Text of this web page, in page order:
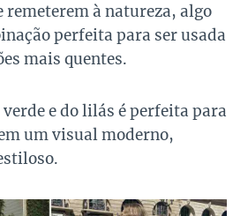
remeterem à natureza, algo
perfeita para ser usada
mais quentes.
e do lilás é perfeita para
um visual moderno,